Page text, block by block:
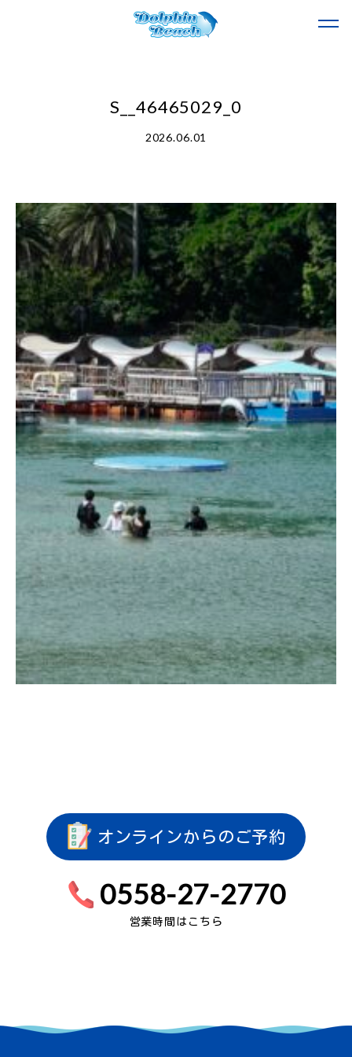
S__46465029_0
2026.06.01
オンラインからのご予約
0558-27-2770
営業時間はこちら